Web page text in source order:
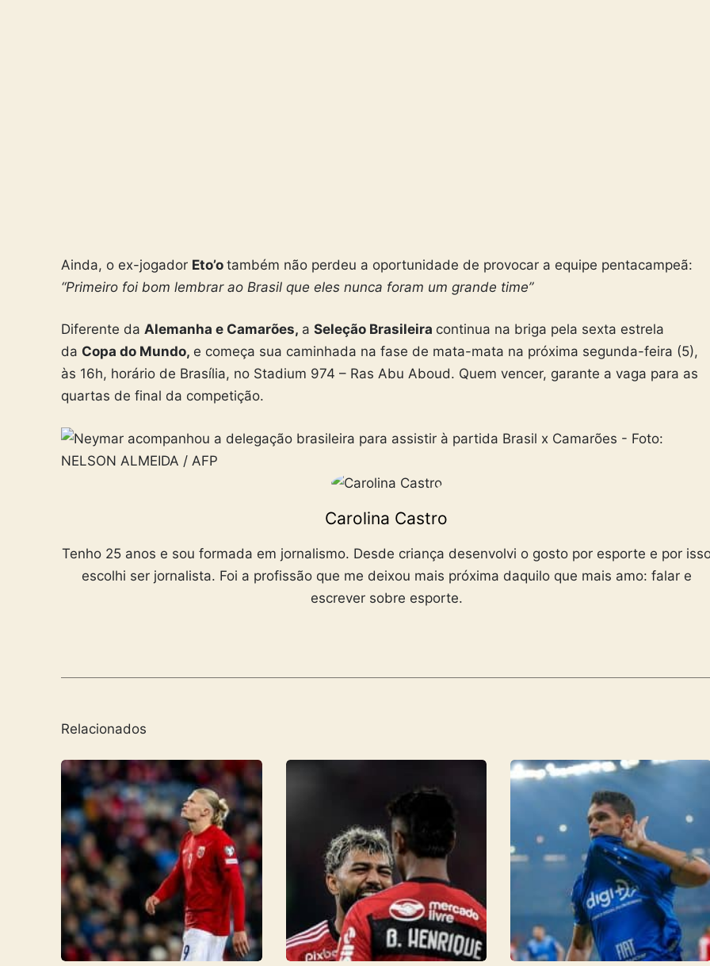
Ainda, o ex-jogador Eto’o também não perdeu a oportunidade de provocar a equipe pentacampeã:
“Primeiro foi bom lembrar ao Brasil que eles nunca foram um grande time”
Diferente da Alemanha e Camarões, a Seleção Brasileira continua na briga pela sexta estrela
da Copa do Mundo, e começa sua caminhada na fase de mata-mata na próxima segunda-feira (5),
às 16h, horário de Brasília, no Stadium 974 – Ras Abu Aboud. Quem vencer, garante a vaga para as
quartas de final da competição.
Carolina Castro
Tenho 25 anos e sou formada em jornalismo. Desde criança desenvolvi o gosto por esporte e por
escolhi ser jornalista. Foi a profissão que me deixou mais próxima daquilo que mais amo: falar e
escrever sobre esporte.
Relacionados